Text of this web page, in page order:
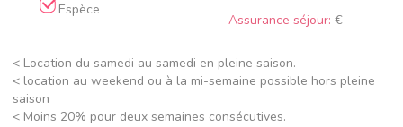
Espèce
Assurance séjour: €
< Location du samedi au samedi en pleine saison.
< location au weekend ou à la mi-semaine possible hors pleine
saison
< Moins 20% pour deux semaines consécutives.